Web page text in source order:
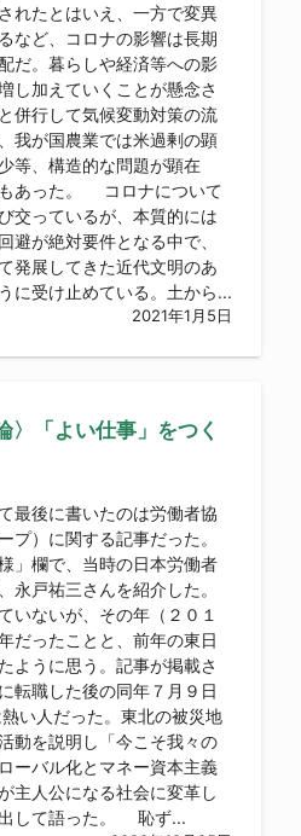
れたとはいえ、一方で変異
など、コロナの影響は長期
だ。暮らしや経済等への影
し加えていくことが懸念さ
併行して気候変動対策の流
我が国農業では米過剰の顕
等、構造的な問題が顕在
あった。 コロナについて
交っているが、本質的には
避が絶対要件となる中で、
発展してきた近代文明のあ
に受け止めている。土から...
2021年1月5日
〉「よい仕事」をつく
最後に書いたのは労働者協
プ）に関する記事だった。
」欄で、当時の日本労働者
永戸祐三さんを紹介した。
いないが、その年（２０１
だったことと、前年の東日
ように思う。記事が掲載さ
転職した後の同年７月９日
い人だった。東北の被災地
動を説明し「今こそ我々の
ーバル化とマネー資本主義
主人公になる社会に変革し
して語った。 恥ず...